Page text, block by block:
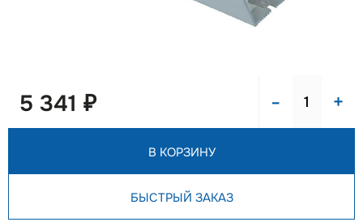
5 341 ₽ - +
В КОРЗИНУ
БЫСТРЫЙ ЗАКАЗ